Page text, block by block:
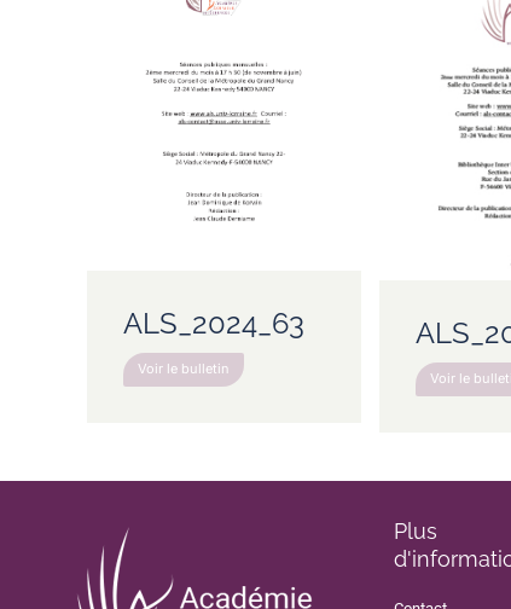
ALS_2024_63
Voir le bulletin
Voir le
Plus